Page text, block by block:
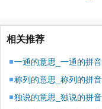
相关推荐
一通的意思_一通的拼音
称列的意思_称列的拼音
独说的意思_独说的拼音